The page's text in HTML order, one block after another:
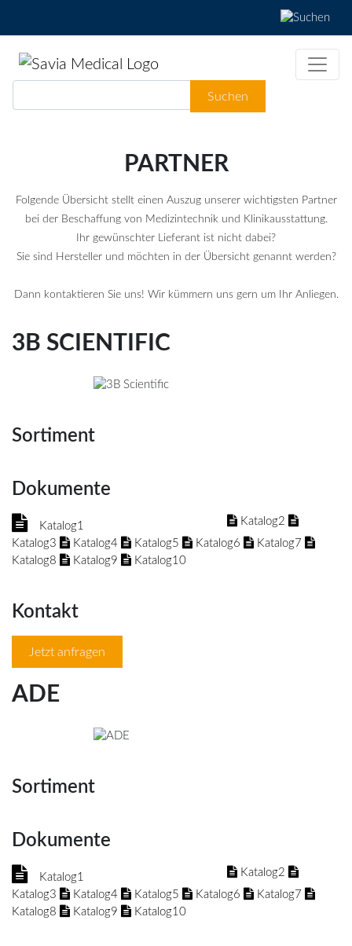
Suchen
PARTNER
Folgende Übersicht stellt einen Auszug unserer wichtigsten Partner
bei der Beschaffung von Medizintechnik und Klinikausstattung.
Ihr gewünschter Lieferant ist nicht dabei?
Sie sind Hersteller und möchten in der Übersicht genannt werden?
Dann kontaktieren Sie uns! Wir kümmern uns gern um Ihr Anliegen.
3B SCIENTIFIC
Sortiment
Dokumente
Katalog1
Katalog2
Katalog3
Katalog4 Katalog5 Katalog6
Katalog7
Katalog8
Katalog9 Katalog10
Kontakt
Jetzt anfragen
ADE
Sortiment
Dokumente
Katalog1
Katalog2
Katalog3
Katalog4 Katalog5 Katalog6
Katalog7
Katalog8
Katalog9 Katalog10